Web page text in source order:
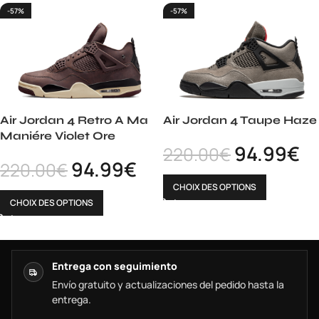
-57%
Air Jordan 4 Retro A Ma
Maniére Violet Ore
220.00€94.99€
CHOIX DES OPTIONS
-57%
Air Jordan 4 Taupe Haze
220.00€94.99€
CHOIX DES OPTIONS
Entrega con seguimiento
Envío gratuito y actualizaciones del pedido hasta la
entrega.